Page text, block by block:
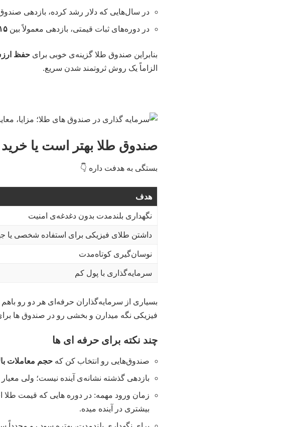
در سال‌هایی که دلار رشد کرده، بازدهی
در دوره‌های ثبات قیمتی، بازدهی معمولاً بین ۱۵ تا ۳۰٪ سالانه
بنابراین صندوق طلا گزینه‌ی خوبی برای حفظ
الزاماً یک روش ثروتمند شدن سریع.
صندوق طلا بهتر است یا
بستگی به هدفت داره 👇
هدف
نگهداری بلندمدت بدون دغدغه‌ی امنیت
داشتن طلای فیزیکی برای استفاده شخصی یا
نوسان‌گیری کوتاه‌مدت
سرمایه‌گذاری با پول کم
بسیاری از سرمایه‌گذاران حرفه‌ای هر دو رو
فیزیکی نگه میدارن و بخشی رو در صندوق‌ ها
چند نکته برای حرفه‌ ای‌ ها
صندوق‌هایی رو انتخاب کن که حجم معاملات
بازدهی گذشته نشانه‌ی آینده نیست؛ ولی
زمان ورود مهمه: در دوره‌ هایی که قیمت طلا
بیشتری در آینده میده.